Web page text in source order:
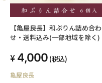
【亀屋良長】和ぷりん詰め合わ
せ・送料込み(一部地域を除く)
4,000 (税込)
亀屋良長